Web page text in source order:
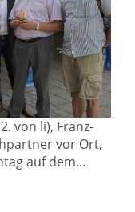
von li), Franz-
vor Ort,
auf dem…